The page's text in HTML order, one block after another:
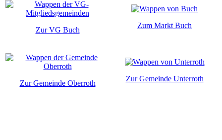
Zur VG Buch
Zum Markt Buch
Zur Gemeinde Oberroth
Zur Gemeinde Unterroth